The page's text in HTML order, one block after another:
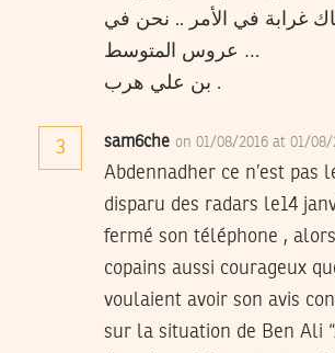
غرابة في الأمر .. نحن في
عروس المتوسط …
بن علي هرب .
3 sam6che on 01/08/2016 at 01/08/
Abdennadher ce n’est pas
disparu des radars le14
fermé son téléphone , alors
copains aussi courageux
voulaient avoir son avis
sur la situation de Ben Ali